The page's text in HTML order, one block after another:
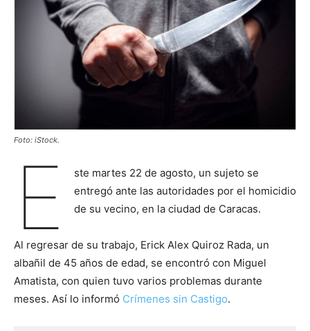
Foto: iStock.
E
ste martes 22 de agosto, un sujeto se
entregó ante las autoridades por el homicidio
de su vecino, en la ciudad de Caracas.
Al regresar de su trabajo, Erick Alex Quiroz Rada, un
albañil de 45 años de edad, se encontró con Miguel
Amatista, con quien tuvo varios problemas durante
meses. Así lo informó Crímenes sin Castigo.